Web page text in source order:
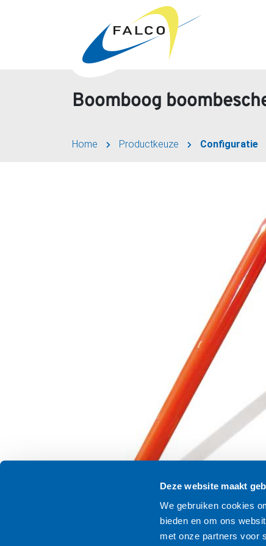
Deze website maakt
We gebruiken cookies
bieden en om ons
met onze partners voor
Boomboog
Home Productkeuze Configuratie